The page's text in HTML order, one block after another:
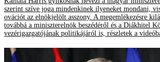
szerint szíve joga mindenkinek ilyeneket mondani,
ovációt az elnökjelölt asszony. A megemlékezésre
továbbá a miniszterelnök beszédéről és a Diákhitel
vezérigazgatójának politikájáról is, részletek a